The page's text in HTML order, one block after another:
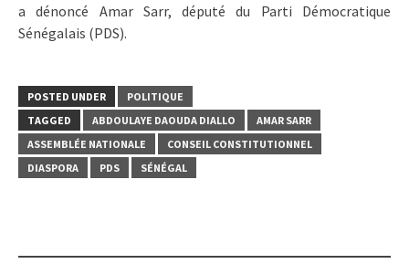
a dénoncé Amar Sarr, député du Parti Démocratique
Sénégalais (PDS).
POSTED UNDER
POLITIQUE
TAGGED
ABDOULAYE DAOUDA DIALLO
AMAR SARR
ASSEMBLÉE NATIONALE
CONSEIL CONSTITUTIONNEL
DIASPORA
PDS SÉNÉGAL